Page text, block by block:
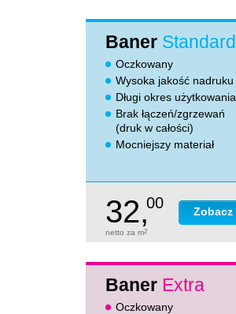
Baner Standard
Oczkowany
Wysoka jakość nadruku
Długi okres użytkowania
Brak łączeń/zgrzewań
(druk w całości)
Mocniejszy materiał
Zobacz
32,00
netto za m2
Baner Extra
Oczkowany